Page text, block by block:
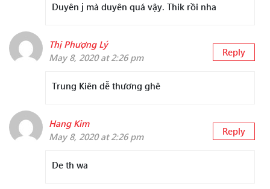
Duyên j mà duyên quá vậy. Thik rồi nha
Thị Phượng Lý
May 8, 2020 at 2:26 pm
Reply
Trung Kiên dễ thương ghê
Hang Kim
May 8, 2020 at 2:26 pm
Reply
De th wa